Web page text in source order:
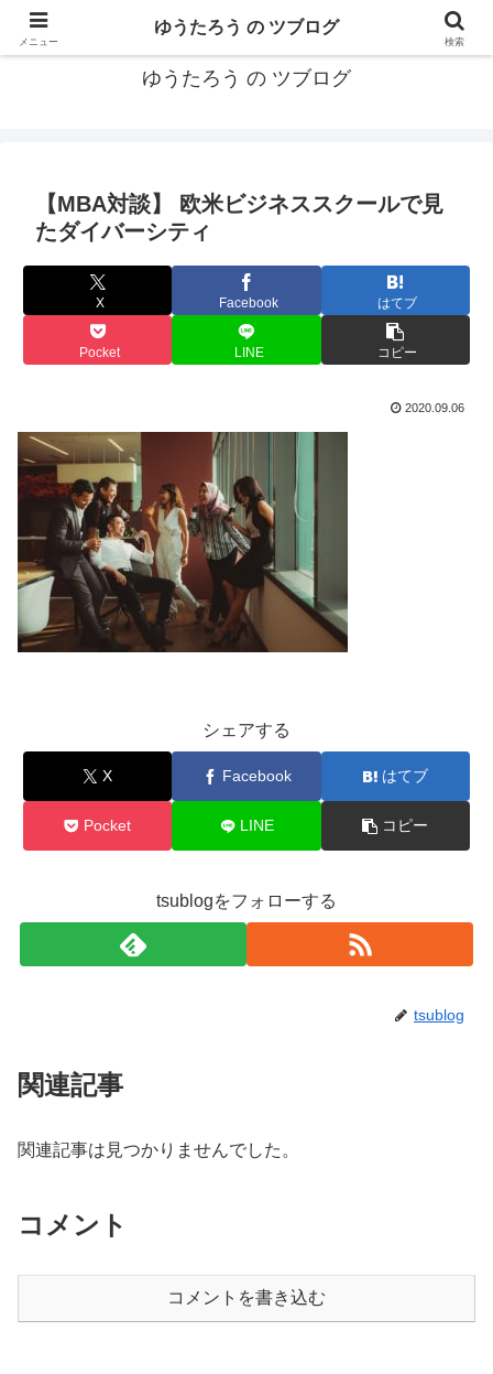
カリフォルニアMBA卒40代がMBA・キャリアとEコマースについて発信
ゆうたろう の ツブログ
【MBA対談】 欧米ビジネススクールで見
たダイバーシティ
X Facebook はてブ
Pocket LINE コピー
2020.09.06
シェアする
X Facebook はてブ
Pocket LINE コピー
tsublogをフォローする
tsublog
関連記事
関連記事は見つかりませんでした。
コメント
コメントを書き込む
メニュー
ゆうたろう の ツブログ
検索